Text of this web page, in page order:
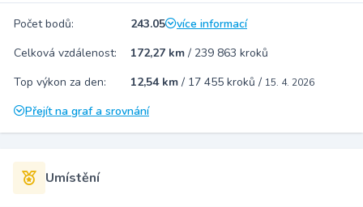
Počet bodů: 243.05
více informací
Celková vzdálenost:
172,27 km / 239 863 kroků
Top výkon za den:
12,54 km / 17 455 kroků / 15. 4. 2026
Přejít na graf a srovnání
Umístění